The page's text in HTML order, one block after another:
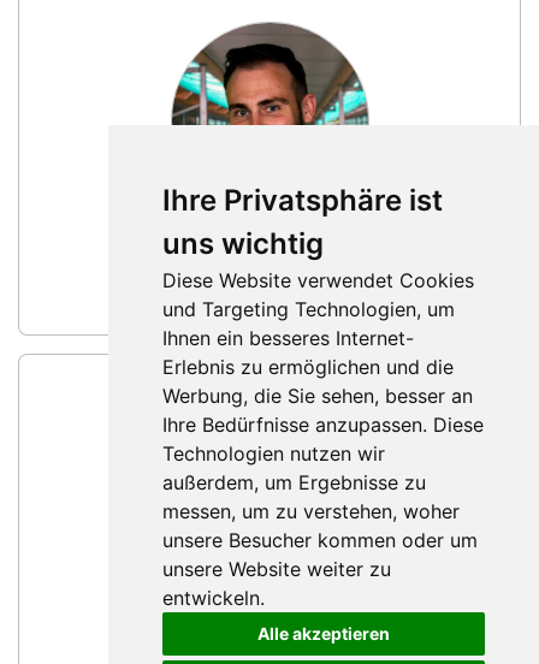
Ihre Privatsphäre ist
uns wichtig
Diese Website verwendet Cookies
und Targeting Technologien, um
Ihnen ein besseres Internet-
Erlebnis zu ermöglichen und die
Werbung, die Sie sehen, besser an
Ihre Bedürfnisse anzupassen. Diese
Technologien nutzen wir
außerdem, um Ergebnisse zu
messen, um zu verstehen, woher
unsere Besucher kommen oder um
unsere Website weiter zu
entwickeln.
Alle akzeptieren
Julius Jordi
Ansprechpartner Region Ostschweiz
Nachricht schreiben
Fabian Willimann